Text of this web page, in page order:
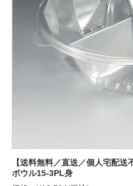
【送料無料／直送／個人宅配
ボウル15-3PL身